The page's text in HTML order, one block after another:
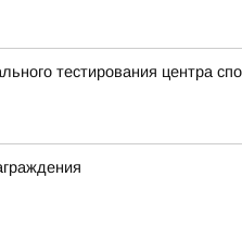
тестирования центра